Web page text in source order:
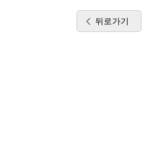
뒤로가기